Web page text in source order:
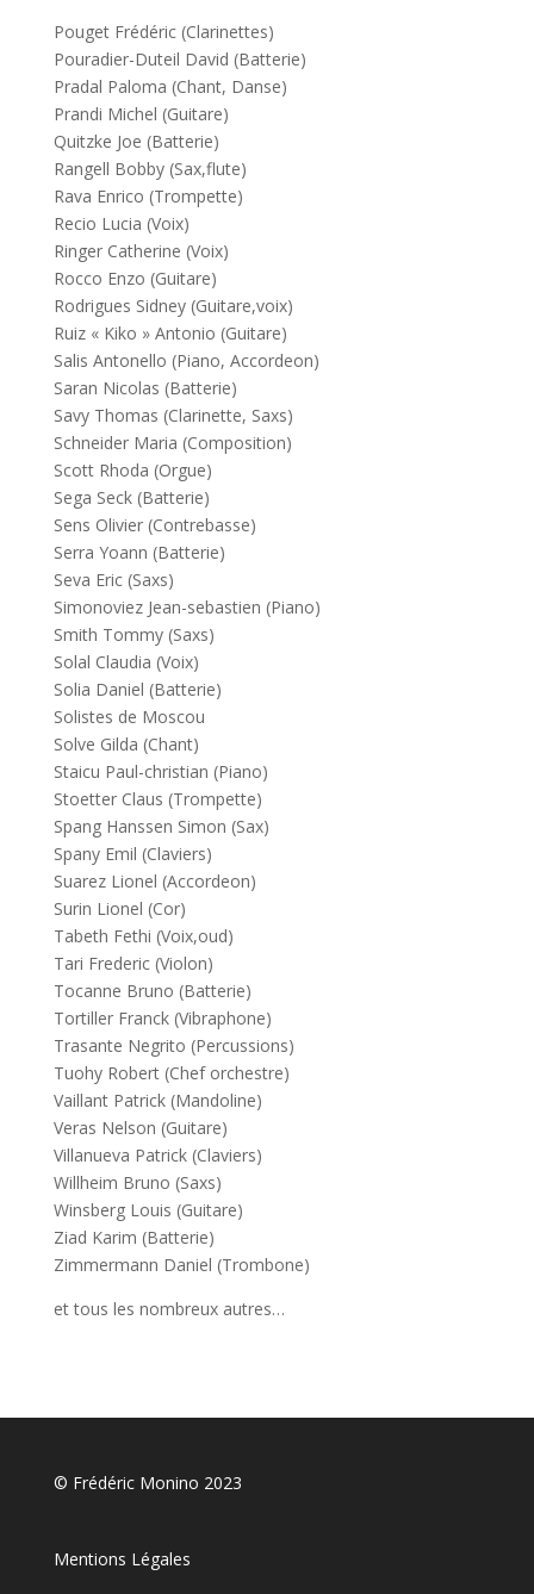
Pouget Frédéric (Clarinettes)
Pouradier-Duteil David (Batterie)
Pradal Paloma (Chant, Danse)
Prandi Michel (Guitare)
Quitzke Joe (Batterie)
Rangell Bobby (Sax,flute)
Rava Enrico (Trompette)
Recio Lucia (Voix)
Ringer Catherine (Voix)
Rocco Enzo (Guitare)
Rodrigues Sidney (Guitare,voix)
Ruiz « Kiko » Antonio (Guitare)
Salis Antonello (Piano, Accordeon)
Saran Nicolas (Batterie)
Savy Thomas (Clarinette, Saxs)
Schneider Maria (Composition)
Scott Rhoda (Orgue)
Sega Seck (Batterie)
Sens Olivier (Contrebasse)
Serra Yoann (Batterie)
Seva Eric (Saxs)
Simonoviez Jean-sebastien (Piano)
Smith Tommy (Saxs)
Solal Claudia (Voix)
Solia Daniel (Batterie)
Solistes de Moscou
Solve Gilda (Chant)
Staicu Paul-christian (Piano)
Stoetter Claus (Trompette)
Spang Hanssen Simon (Sax)
Spany Emil (Claviers)
Suarez Lionel (Accordeon)
Surin Lionel (Cor)
Tabeth Fethi (Voix,oud)
Tari Frederic (Violon)
Tocanne Bruno (Batterie)
Tortiller Franck (Vibraphone)
Trasante Negrito (Percussions)
Tuohy Robert (Chef orchestre)
Vaillant Patrick (Mandoline)
Veras Nelson (Guitare)
Villanueva Patrick (Claviers)
Willheim Bruno (Saxs)
Winsberg Louis (Guitare)
Ziad Karim (Batterie)
Zimmermann Daniel (Trombone)
et tous les nombreux autres…
© Frédéric Monino 2023
Mentions Légales